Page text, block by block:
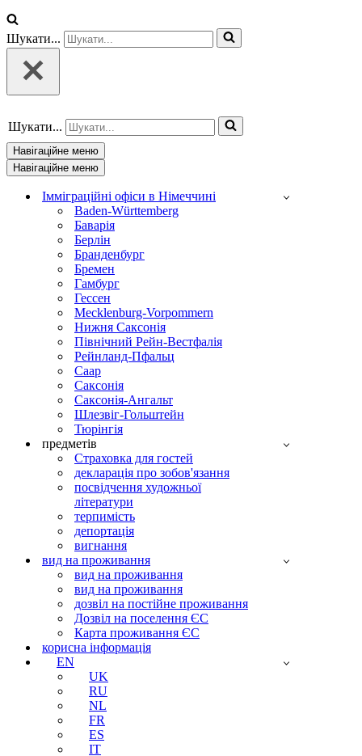
Шукати...
Шукати...
Навігаційне меню
Навігаційне меню
Імміграційні офіси в Німеччині
Baden-Württemberg
Баварія
Берлін
Бранденбург
Бремен
Гамбург
Гессен
Mecklenburg-Vorpommern
Нижня Саксонія
Північний Рейн-Вестфалія
Рейнланд-Пфальц
Саар
Саксонія
Саксонія-Ангальт
Шлезвіг-Гольштейн
Тюрінгія
предметів
Страховка для гостей
декларація про зобов'язання
посвідчення художньої
літератури
терпимість
депортація
вигнання
вид на проживання
вид на проживання
вид на проживання
дозвіл на постійне проживання
Дозвіл на поселення ЄС
Карта проживання ЄС
корисна інформація
EN
UK
RU
NL
FR
ES
IT